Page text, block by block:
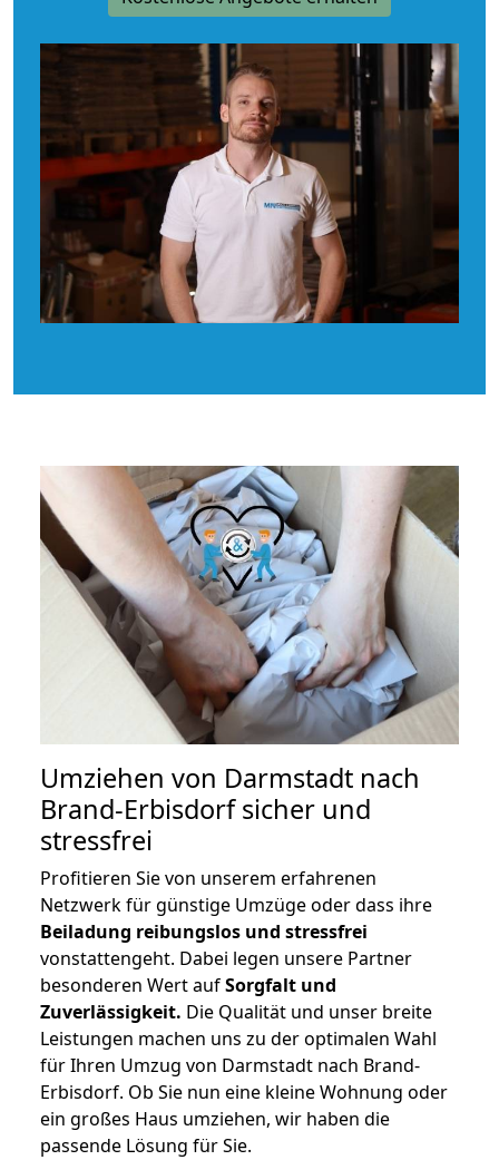
Umziehen von Darmstadt nach
Brand-Erbisdorfsicher und
stressfrei
Profitieren Sie von unserem erfahrenen
Netzwerk für günstige Umzüge oder dass ihre
Beiladung reibungslos und stressfrei
vonstattengeht. Dabei legen unsere Partner
besonderen Wert aufSorgfalt und
Zuverlässigkeit. Die Qualität und unser breite
Leistungen machen uns zu der optimalen Wahl
für Ihren Umzug von Darmstadt nach Brand-
Erbisdorf. Ob Sie nun eine kleine Wohnung oder
ein großes Haus umziehen, wir haben die
passende Lösung für Sie.